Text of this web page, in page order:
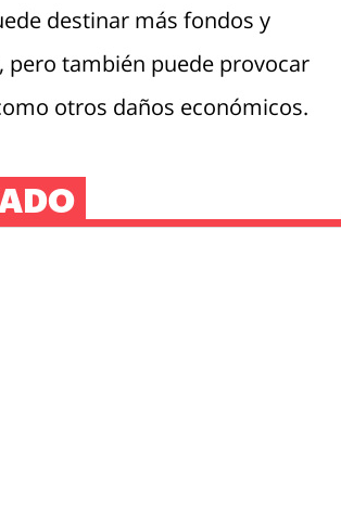
destinar más fondos y
pero también puede provocar
otros daños económicos.